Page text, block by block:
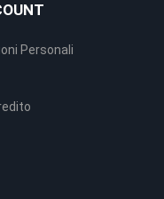
Personali